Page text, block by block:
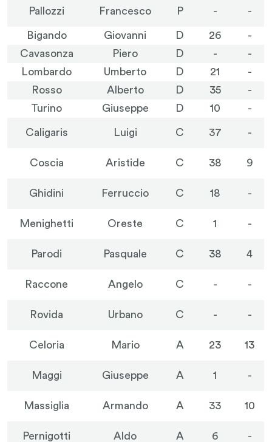
Pallozzi Francesco P - -
Bigando Giovanni D 26
-
Cavasonza
Piero D -
-
Lombardo
Umberto D 21
-
Rosso
Alberto D 35
-
Turino
Giuseppe D 10 -
Caligaris Luigi C 37 -
Coscia Aristide C 38 9
Ghidini Ferruccio C 18 -
Menighetti Oreste C 1 -
Parodi Pasquale C 38 4
Raccone Angelo C - -
Rovida Urbano C - -
Celoria Mario A 23 13
Maggi Giuseppe A 1 -
Massiglia Armando A 33 10
Pernigotti Aldo A 6 -